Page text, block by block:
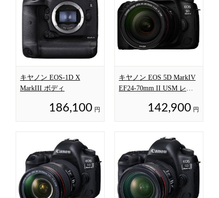
キヤノン EOS-1D X
MarkIII ボディ
186,100 円
キヤノン EOS 5D MarkIV
EF24-70mm II USM レン
142,900 円